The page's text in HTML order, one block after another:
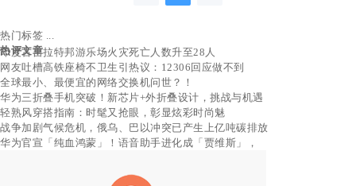
热门标签 ...
热评文章
印度古吉拉特邦游乐场火灾死亡人数升至28人
网友吐槽高铁座椅不卫生引热议：12306回应做不到
全球最小、最便宜的网络交换机问世？！
华为三折叠手机突破！新芯片+外折叠设计，挑战与机遇
轻熟风穿搭指南：时髦又抢眼，彰显炫彩时尚魅
战争加剧气候危机，俄乌、巴以冲突已产生上亿吨碳排放
华为官宣「纯血鸿蒙」！语音助手进化成「贾维斯」，